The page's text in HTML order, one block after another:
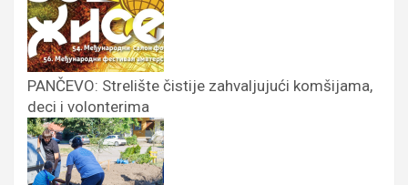
PANČEVO: Strelište čistije zahvaljujući komšijama,
deci i volonterima